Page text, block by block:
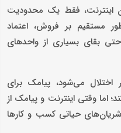
اینترنت، فقط یک محدودیت
مستقیم بر فروش، اعتماد
بقا‌ی بسیاری از واحدهای
اختلال می‌شود، پیامک برای
اما وقتی اینترنت و پیامک از
حیاتی کسب و کارها